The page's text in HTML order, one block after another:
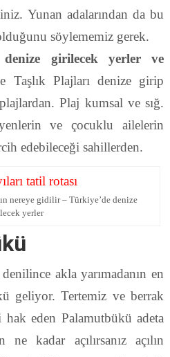
Yunan adalarından da bu
söylememiz gerek.
denize girilecek yerler ve
Taşlık Plajları denize girip
Plaj kumsal ve sığ.
ve çocuklu ailelerin
edebileceği sahillerden.
nereye gidilir – Türkiye’de denize
yerler
akla yarımadanın en
geliyor. Tertemiz ve berrak
eden Palamutbükü adeta
kadar açılırsanız açılın